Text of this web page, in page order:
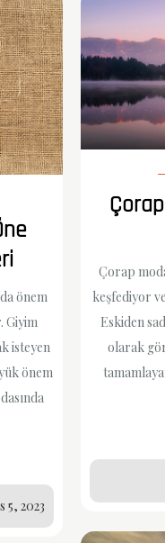
önem
Giyim
isteyen
önem
5, 2023
Çorap
keşfediyor
Eskiden
olarak